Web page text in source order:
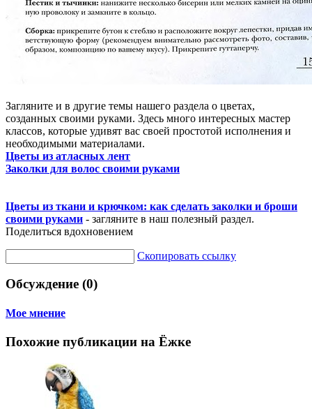
Загляните и в другие темы нашего раздела о цветах,
созданных своими руками. Здесь много интересных мастер
классов, которые удивят вас своей простотой исполнения и
необходимыми материалами.
Цветы из атласных лент
Заколки для волос своими руками
Цветы из ткани и крючком: как сделать заколки и броши
своими руками - загляните в наш полезный раздел.
Поделиться вдохновением
Скопировать ссылку
Обсуждение (0)
Мое мнение
Похожие публикации на Ёжке